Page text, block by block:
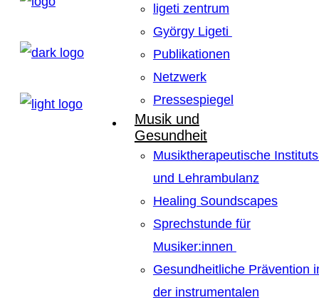
ligeti zentrum
György Ligeti
Publikationen
Netzwerk
Pressespiegel
Musik und
Gesundheit
Musiktherapeutische
und Lehrambulanz
Healing Soundscapes
Sprechstunde für
Musiker:innen
Gesundheitliche Prävention
der instrumentalen